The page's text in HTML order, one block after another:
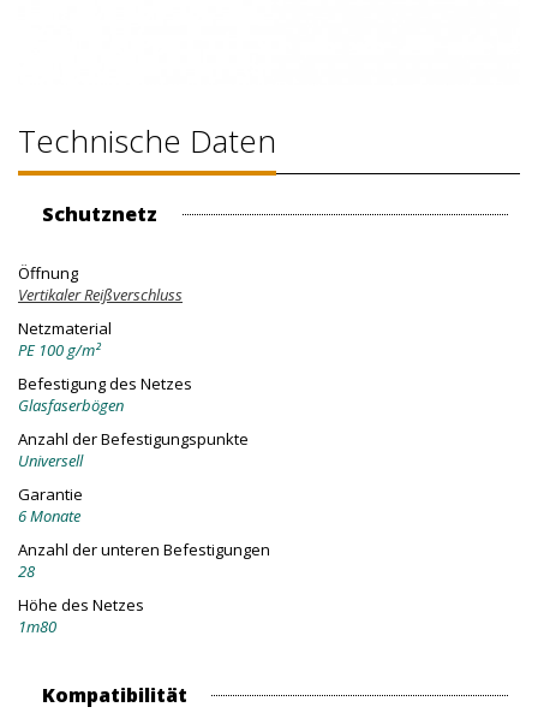
Technische Daten
Schutznetz
Öffnung
Vertikaler Reißverschluss
Netzmaterial
PE 100 g/m²
Befestigung des Netzes
Glasfaserbögen
Anzahl der Befestigungspunkte
Universell
Garantie
6 Monate
Anzahl der unteren Befestigungen
28
Höhe des Netzes
1m80
Kompatibilität